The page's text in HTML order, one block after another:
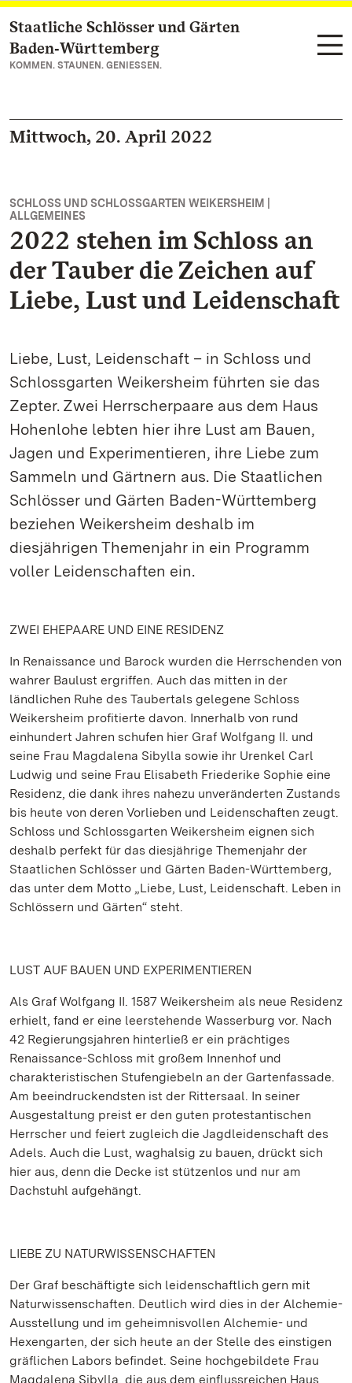
Zum Hauptinhalt springen
Staatliche Schlösser und Gärten
Baden‑Württemberg
KOMMEN. STAUNEN. GENIESSEN.
Mittwoch, 20. April 2022
SCHLOSS UND SCHLOSSGARTEN WEIKERSHEIM |
ALLGEMEINES
2022 stehen im Schloss an
der Tauber die Zeichen auf
Liebe, Lust und Leidenschaft
Liebe, Lust, Leidenschaft – in Schloss und
Schlossgarten Weikersheim führten sie das
Zepter. Zwei Herrscherpaare aus dem Haus
Hohenlohe lebten hier ihre Lust am Bauen,
Jagen und Experimentieren, ihre Liebe zum
Sammeln und Gärtnern aus. Die Staatlichen
Schlösser und Gärten Baden-Württemberg
beziehen Weikersheim deshalb im
diesjährigen Themenjahr in ein Programm
voller Leidenschaften ein.
ZWEI EHEPAARE UND EINE RESIDENZ
In Renaissance und Barock wurden die Herrschenden von
wahrer Baulust ergriffen. Auch das mitten in der
ländlichen Ruhe des Taubertals gelegene Schloss
Weikersheim profitierte davon. Innerhalb von rund
einhundert Jahren schufen hier Graf Wolfgang II. und
seine Frau Magdalena Sibylla sowie ihr Urenkel Carl
Ludwig und seine Frau Elisabeth Friederike Sophie eine
Residenz, die dank ihres nahezu unveränderten Zustands
bis heute von deren Vorlieben und Leidenschaften zeugt.
Schloss und Schlossgarten Weikersheim eignen sich
deshalb perfekt für das diesjährige Themenjahr der
Staatlichen Schlösser und Gärten Baden-Württemberg,
das unter dem Motto „Liebe, Lust, Leidenschaft. Leben in
Schlössern und Gärten“ steht.
LUST AUF BAUEN UND EXPERIMENTIEREN
Als Graf Wolfgang II. 1587 Weikersheim als neue Residenz
erhielt, fand er eine leerstehende Wasserburg vor. Nach
42 Regierungsjahren hinterließ er ein prächtiges
Renaissance-Schloss mit großem Innenhof und
charakteristischen Stufengiebeln an der Gartenfassade.
Am beeindruckendsten ist der Rittersaal. In seiner
Ausgestaltung preist er den guten protestantischen
Herrscher und feiert zugleich die Jagdleidenschaft des
Adels. Auch die Lust, waghalsig zu bauen, drückt sich
hier aus, denn die Decke ist stützenlos und nur am
Dachstuhl aufgehängt.
LIEBE ZU NATURWISSENSCHAFTEN
Der Graf beschäftigte sich leidenschaftlich gern mit
Naturwissenschaften. Deutlich wird dies in der Alchemie-
Ausstellung und im geheimnisvollen Alchemie- und
Hexengarten, der sich heute an der Stelle des einstigen
gräflichen Labors befindet. Seine hochgebildete Frau
Magdalena Sibylla, die aus dem einflussreichen Haus